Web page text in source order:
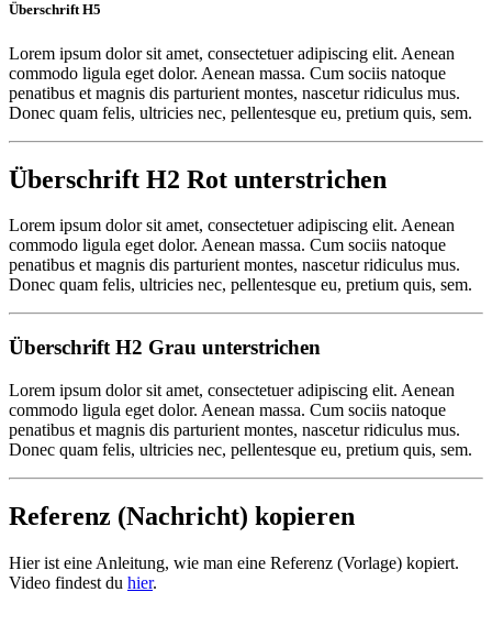
Überschrift H5
Lorem ipsum dolor sit amet, consectetuer adipiscing elit. Aenean
commodo ligula eget dolor. Aenean massa. Cum sociis natoque
penatibus et magnis dis parturient montes, nascetur ridiculus mus.
Donec quam felis, ultricies nec, pellentesque eu, pretium quis, sem.
Überschrift H2 Rot unterstrichen
Lorem ipsum dolor sit amet, consectetuer adipiscing elit. Aenean
commodo ligula eget dolor. Aenean massa. Cum sociis natoque
penatibus et magnis dis parturient montes, nascetur ridiculus mus.
Donec quam felis, ultricies nec, pellentesque eu, pretium quis, sem.
Überschrift H2 Grau unterstrichen
Lorem ipsum dolor sit amet, consectetuer adipiscing elit. Aenean
commodo ligula eget dolor. Aenean massa. Cum sociis natoque
penatibus et magnis dis parturient montes, nascetur ridiculus mus.
Donec quam felis, ultricies nec, pellentesque eu, pretium quis, sem.
Referenz (Nachricht) kopieren
Hier ist eine Anleitung, wie man eine Referenz (Vorlage) kopiert.
Video findest du hier.